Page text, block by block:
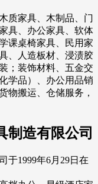
质家具、木制品、门
具、办公家具、软体
课桌椅家具、民用家
、人造板材、浸渍胶
；装饰材料、五金交
学品）、办公用品销
物搬运、仓储服务，
制造有限公司
于1999年6月29日在